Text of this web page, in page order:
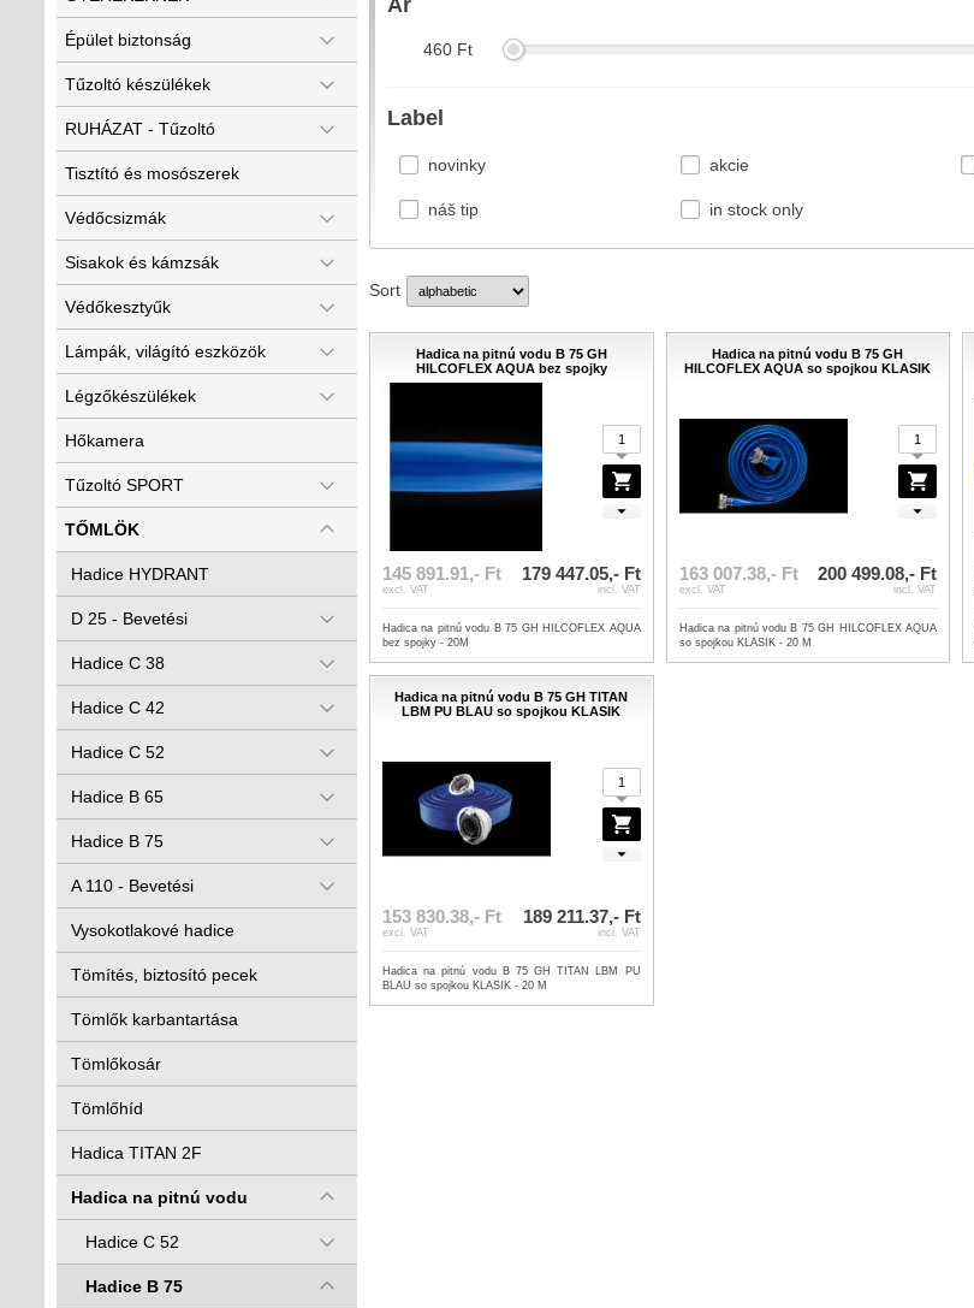
Épület biztonság
Tűzoltó készülékek
RUHÁZAT - Tűzoltó
Tisztító és mosószerek
Védőcsizmák
Sisakok és kámzsák
Védőkesztyűk
Lámpák, világító eszközök
Légzőkészülékek
Hőkamera
Tűzoltó SPORT
TŐMLÖK
Hadice HYDRANT
D 25 - Bevetési
Hadice C 38
Hadice C 42
Hadice C 52
Hadice B 65
Hadice B 75
A 110 - Bevetési
Vysokotlakové hadice
Tömítés, biztosító pecek
Tömlők karbantartása
Tömlőkosár
Tömlőhíd
Hadica TITAN 2F
Hadica na pitnú vodu
Hadice C 52
Hadice B 75
Ár
460Ft
Label
novinky akcie
náš tip in stock only
Sort
Hadica na pitnú vodu B 75 GH
HILCOFLEX AQUA bez spojky
145 891.91,- Ft
excl. VAT
179 447.05,- Ft
incl. VAT
Hadica na pitnú vodu B 75 GH HILCOFLEX AQUA
bez spojky - 20M
Hadica na pitnú vodu B 75 GH
HILCOFLEX AQUA so spojkou KLASIK
163 007.38,- Ft
excl. VAT
200 499.08,- Ft
incl. VAT
Hadica na pitnú vodu B 75 GH HILCOFLEX AQUA
so spojkou KLASIK - 20 M
Hadica na pitnú vodu B 75 GH TITAN
LBM PU BLAU so spojkou KLASIK
153 830.38,- Ft
excl. VAT
189 211.37,- Ft
incl. VAT
Hadica na pitnú vodu B 75 GH TITAN LBM PU
BLAU so spojkou KLASIK - 20 M